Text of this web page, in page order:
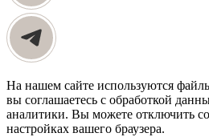
На нашем сайте используются
вы соглашаетесь с обработкой
аналитики. Вы можете отключить
настройках вашего браузера.